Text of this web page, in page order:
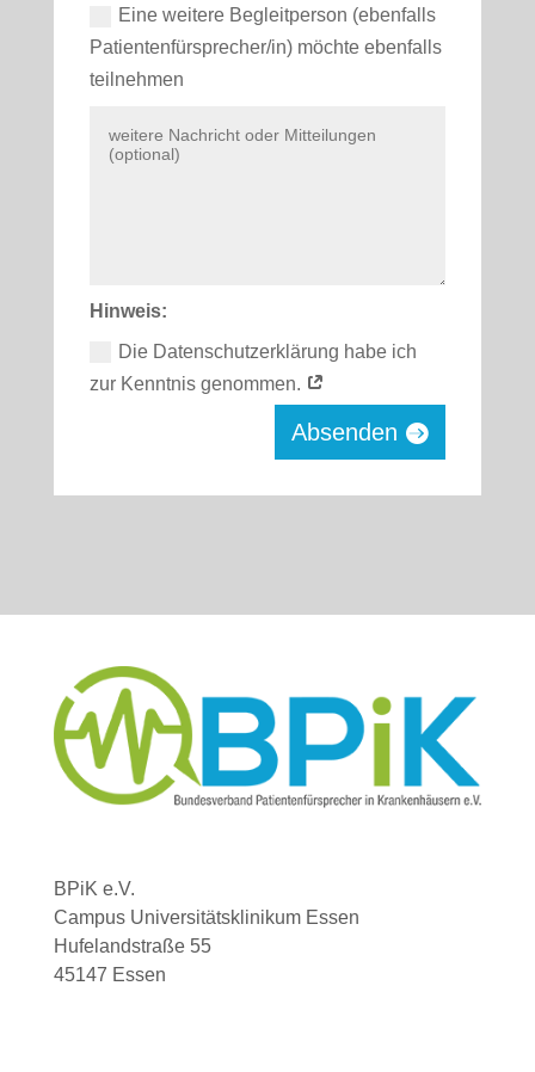
Eine wei­te­re Begleit­per­son (eben­falls
Patientenfürsprecher/in) möch­te eben­falls
teil­neh­men
Hin­weis:
Die Daten­schutz­er­klä­rung habe ich
zur Kennt­nis genom­men.
Absenden
BPiK e.V.
Campus Universitätsklinikum Essen
Hufelandstraße 55
45147 Essen